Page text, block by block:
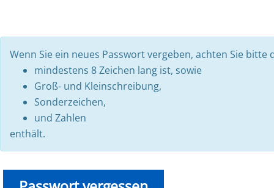
Wenn Sie ein neues Passwort vergeben, achten Sie bitte
mindestens 8 Zeichen lang ist, sowie
Groß- und Kleinschreibung,
Sonderzeichen,
und Zahlen
enthält.